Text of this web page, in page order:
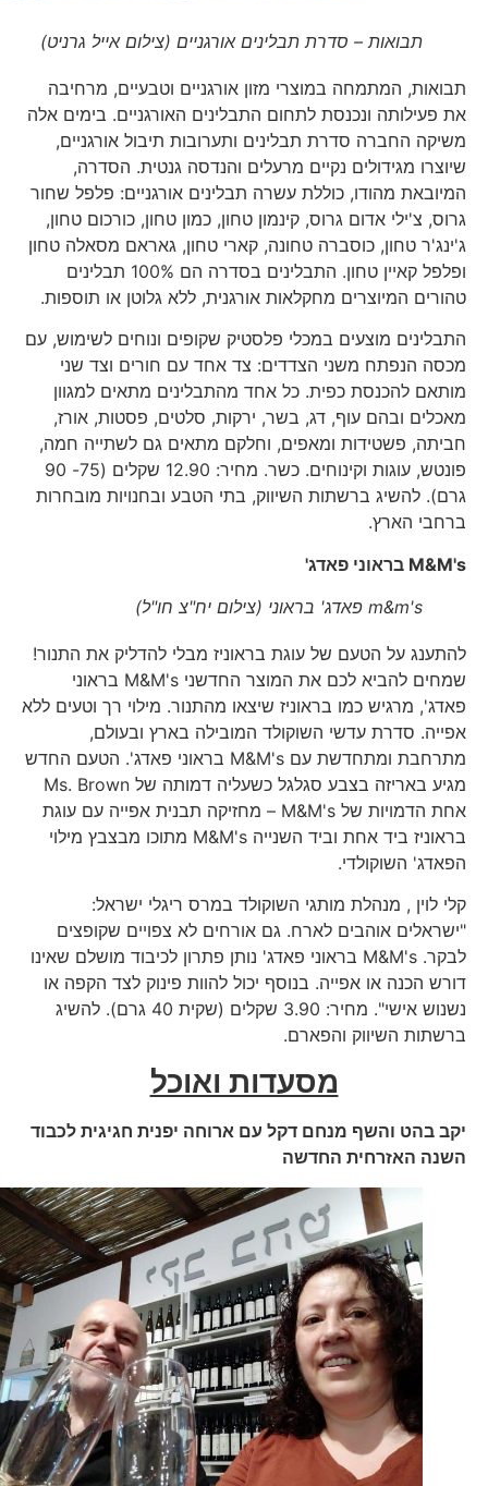
תבואות – סדרת תבלינים אורגניים (צילום אייל גרניט)
תבואות, המתמחה במוצרי מזון אורגניים וטבעיים, מרחיבה
את פעילותה ונכנסת לתחום התבלינים האורגניים. בימים אלה
משיקה החברה סדרת תבלינים ותערובות תיבול אורגניים,
שיוצרו מגידולים נקיים מרעלים והנדסה גנטית. הסדרה,
המיובאת מהודו, כוללת עשרה תבלינים אורגניים: פלפל שחור
גרוס, צ'ילי אדום גרוס, קינמון טחון, כמון טחון, כורכום טחון,
ג'ינג'ר טחון, כוסברה טחונה, קארי טחון, גאראם מסאלה טחון
ופלפל קאיין טחון. התבלינים בסדרה הם 100% תבלינים
טהורים המיוצרים מחקלאות אורגנית, ללא גלוטן או תוספות.
התבלינים מוצעים במכלי פלסטיק שקופים ונוחים לשימוש, עם
מכסה הנפתח משני הצדדים: צד אחד עם חורים וצד שני
מותאם להכנסת כפית. כל אחד מהתבלינים מתאים למגוון
מאכלים ובהם עוף, דג, בשר, ירקות, סלטים, פסטות, אורז,
חביתה, פשטידות ומאפים, וחלקם מתאים גם לשתייה חמה,
פונטש, עוגות וקינוחים. כשר. מחיר: 12.90 שקלים (75- 90
גרם). להשיג ברשתות השיווק, בתי הטבע ובחנויות מובחרות
ברחבי הארץ.
M&M'sבראוני פאדג'
m&m's פאדג' בראוני (צילום יח"צ חו"ל)
להתענג על הטעם של עוגת בראוניז מבלי להדליק את התנור!
שמחים להביא לכם את המוצר החדשני M&M's בראוני
פאדג', מרגיש כמו בראוניז שיצאו מהתנור. מילוי רך וטעים ללא
אפייה. סדרת עדשי השוקולד המובילה בארץ ובעולם,
מתרחבת ומתחדשת עם M&M's בראוני פאדג'. הטעם החדש
מגיע באריזה בצבע סגלגל כשעליה דמותה של Ms. Brown
אחת הדמויות של M&M's – מחזיקה תבנית אפייה עם עוגת
בראוניז ביד אחת וביד השנייה M&M's מתוכו מבצבץ מילוי
הפאדג' השוקולדי.
קלי לוין , מנהלת מותגי השוקולד במרס ריגלי ישראל:
"ישראלים אוהבים לארח. גם אורחים לא צפויים שקופצים
לבקר. M&M's בראוני פאדג' נותן פתרון לכיבוד מושלם שאינו
דורש הכנה או אפייה. בנוסף יכול להוות פינוק לצד הקפה או
נשנוש אישי". מחיר: 3.90 שקלים (שקית 40 גרם). להשיג
ברשתות השיווק והפארם.
מסעדות ואוכל
יקב בהט והשף מנחם דקל עם ארוחה יפנית חגיגית לכבוד
השנה האזרחית החדשה